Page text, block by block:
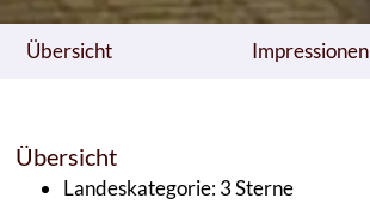
Übersicht Impressionen
Übersicht
Landeskategorie: 3 Sterne